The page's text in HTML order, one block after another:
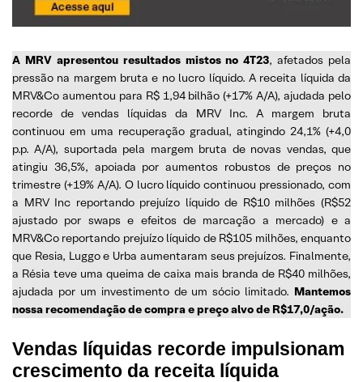
A MRV apresentou resultados mistos no 4T23, afetados pela
pressão na margem bruta e no lucro líquido. A receita líquida da
MRV&Co aumentou para R$ 1,94 bilhão (+17% A/A), ajudada pelo
recorde de vendas líquidas da MRV Inc. A margem bruta
continuou em uma recuperação gradual, atingindo 24,1% (+4,0
p.p. A/A), suportada pela margem bruta de novas vendas, que
atingiu 36,5%, apoiada por aumentos robustos de preços no
trimestre (+19% A/A). O lucro líquido continuou pressionado, com
a MRV Inc reportando prejuízo líquido de R$10 milhões (R$52
ajustado por swaps e efeitos de marcação a mercado) e a
MRV&Co reportando prejuízo líquido de R$105 milhões, enquanto
que Resia, Luggo e Urba aumentaram seus prejuízos. Finalmente,
a Résia teve uma queima de caixa mais branda de R$40 milhões,
ajudada por um investimento de um sócio limitado. Mantemos
nossa recomendação de compra e preço alvo de R$17,0/ação.
Vendas líquidas recorde impulsionam
crescimento da receita líquida